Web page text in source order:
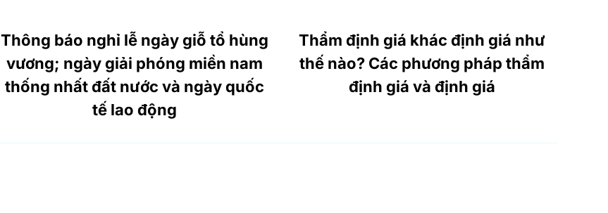
Thông báo nghỉ lễ ngày giỗ tổ hùng
vương; ngày giải phóng miền nam
thống nhất đất nước và ngày quốc
tế lao động
Thẩm định giá khác định giá như
thế nào? Các phương pháp thẩm
định giá và định giá